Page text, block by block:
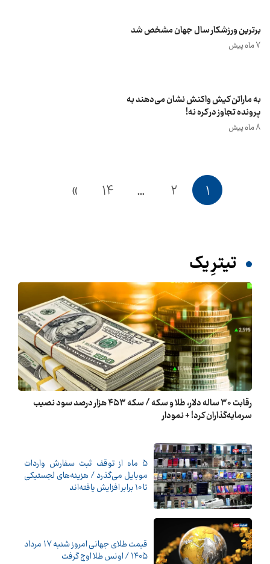
برترین ورزشکار سال جهان مشخص شد
7 ماه پیش
به ماراتن کیش واکنش نشان می‌دهند به
پرونده تجاوز در کره نه!
8 ماه پیش
1
2
…
14
»
تیترِ یک
رقابت ۳۰ ساله دلار، طلا و سکه / سکه ۴۵۳ هزار درصد سود نصیب
سرمایه‌گذاران کرد! + نمودار
5 ماه از توقف ثبت سفارش واردات
موبایل می‌گذرد / هزینه‌های لجستیکی
تا 10 برابر افزایش یافته‌اند
قیمت طلای جهانی امروز شنبه ۱۷ مرداد
۱۴۰۵ / اونس طلا اوج گرفت